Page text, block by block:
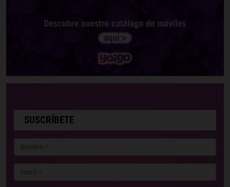
SUSCRÍBETE